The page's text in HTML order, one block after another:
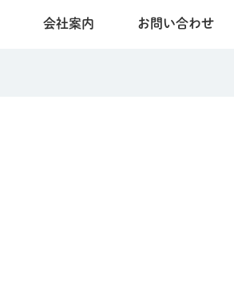
会社案内 お問い合わせ